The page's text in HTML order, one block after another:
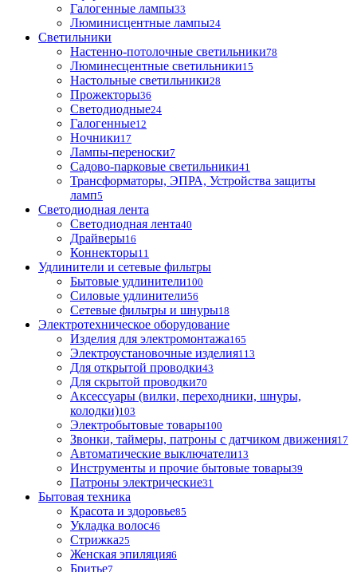
Галогенные лампы33
Люминисцентные лампы24
Светильники
Настенно-потолочные светильники78
Люминесцентные светильники15
Настольные светильники28
Прожекторы36
Светодиодные24
Галогенные12
Ночники17
Лампы-переноски7
Садово-парковые светильники41
Трансформаторы, ЭПРА, Устройства защиты
ламп5
Светодиодная лента
Светодиодная лента40
Драйверы16
Коннекторы11
Удлинители и сетевые фильтры
Бытовые удлинители100
Силовые удлинители56
Сетевые фильтры и шнуры18
Электротехническое оборудование
Изделия для электромонтажа165
Электроустановочные изделия113
Для открытой проводки43
Для скрытой проводки70
Аксессуары (вилки, переходники, шнуры,
колодки)103
Электробытовые товары100
Звонки, таймеры, патроны с датчиком движения17
Автоматические выключатели13
Инструменты и прочие бытовые товары39
Патроны электрические31
Бытовая техника
Красота и здоровье85
Укладка волос46
Стрижка25
Женская эпиляция6
Бритье7